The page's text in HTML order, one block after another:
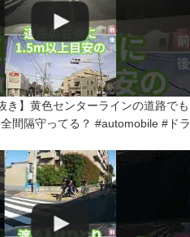
き】黄色センターラインの道路でも
間隔守ってる？ #automobile #ドラ